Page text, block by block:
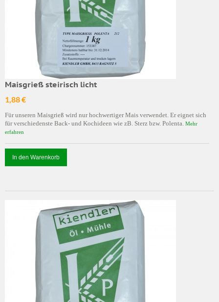
Maisgrieß steirisch licht
1,88 €
Für unseren Maisgrieß wird nur hochwertiger Mais verwendet. Er eignet sich
für verschiedenste Back- und Kochideen wie zB. Sterz bzw. Polenta. Mehr
erfahren
In den Warenkorb